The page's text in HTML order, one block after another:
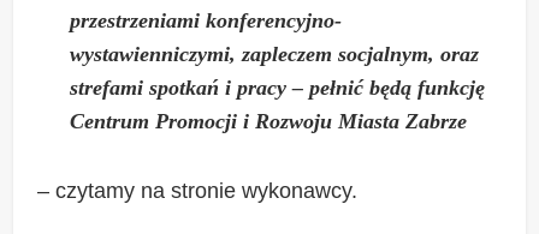
przestrzeniami konferencyjno-
wystawienniczymi, zapleczem socjalnym, oraz
strefami spotkań i pracy – pełnić będą funkcję
Centrum Promocji i Rozwoju Miasta Zabrze
– czytamy na stronie wykonawcy.